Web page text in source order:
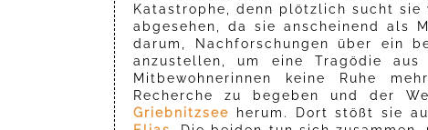
Katastrophe, denn plötzlich sucht
abgesehen, da sie anscheinend als
darum, Nachforschungen über ein
anzustellen, um eine Tragödie
Mitbewohnerinnen keine Ruhe
Recherche zu begeben und der
Griebnitzsee herum. Dort stößt sie